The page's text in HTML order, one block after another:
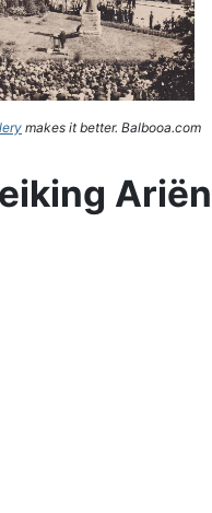
makes it better. Balbooa.com